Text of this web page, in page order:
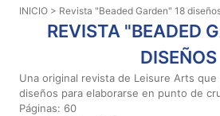
Aviso De
Privacidad
2026
INICIO > Revista "Beaded Garden" 18
REVISTA "BEADED
DISEÑOS
Una original revista de Leisure Arts
diseños para elaborarse en punto de
Páginas: 60